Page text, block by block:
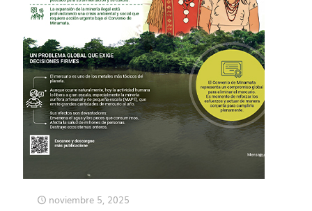
noviembre 5, 2025